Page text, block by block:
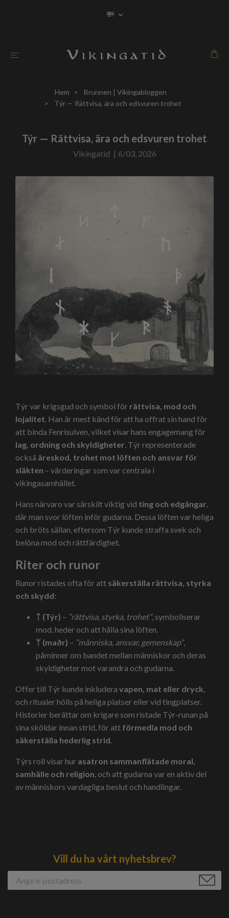
Hem
Brunnen | Vikingabloggen
Týr — Rättvisa, ära och edsvuren trohet
Týr — Rättvisa, ära och edsvuren trohet
Vikingatid | 6/03, 2026
Týr var krigsgud och symbol för rättvisa, mod och
lojalitet. Han är mest känd för att ha offrat sin hand för
att binda Fenrisulven, vilket visar hans engagemang för
lag, ordning och skyldigheter. Týr representerade
också äreskod, trohet mot löften och ansvar för
släkten – värderingar som var centrala i
vikingasamhället.
Hans närvaro var särskilt viktig vid ting och edgångar,
där man svor löften inför gudarna. Dessa löften var heliga
och bröts sällan, eftersom Týr kunde straffa svek och
belöna mod och rättfärdighet.
Riter och runor
Runor ristades ofta för att säkerställa rättvisa, styrka
och skydd:
ᛏ (Týr) – ”rättvisa, styrka, trohet”, symboliserar
mod, heder och att hålla sina löften.
ᛘ (maðr) – ”människa, ansvar, gemenskap”,
påminner om bandet mellan människor och deras
skyldigheter mot varandra och gudarna.
Offer till Týr kunde inkludera vapen, mat eller dryck,
och ritualer hölls på heliga platser eller vid tingplatser.
Historier berättar om krigare som ristade Týr-runan på
sina sköldar innan strid, för att förmedla mod och
säkerställa hederlig strid.
Týrs roll visar hur asatron sammanflätade moral,
samhälle och religion, och att gudarna var en aktiv del
av människors vardagliga beslut och handlingar.
Vill du ha vårt nyhetsbrev?